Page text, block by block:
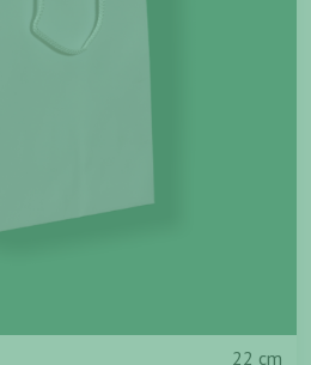
22 cm